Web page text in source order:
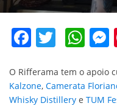
O Rifferama tem o apoio
Kalzone, Camerata
Whisky Distillery e TUM